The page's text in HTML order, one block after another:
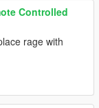
Controlled
rage with